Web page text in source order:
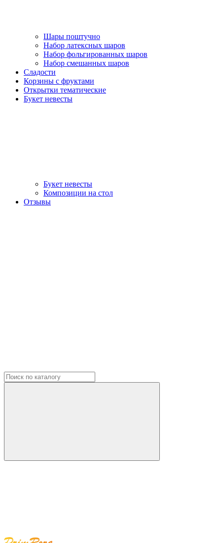
Шары поштучно
Набор латексных шаров
Набор фольгированных шаров
Набор смешанных шаров
Сладости
Корзины с фруктами
Открытки тематические
Букет невесты
Букет невесты
Композиции на стол
Отзывы